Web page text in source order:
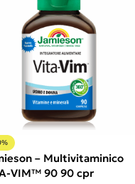
– Multivitaminico
VIM™ 90 90 cpr